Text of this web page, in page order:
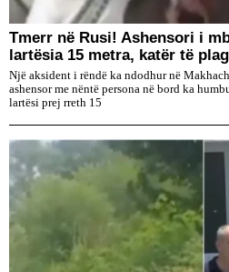
Tmerr në Rusi! Ashensori i
lartësia 15 metra, katër të
Një aksident i rëndë ka ndodhur në
ashensor me nëntë persona në bord ka
lartësi prej rreth 15